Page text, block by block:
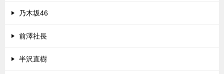
乃木坂46
前澤社長
半沢直樹